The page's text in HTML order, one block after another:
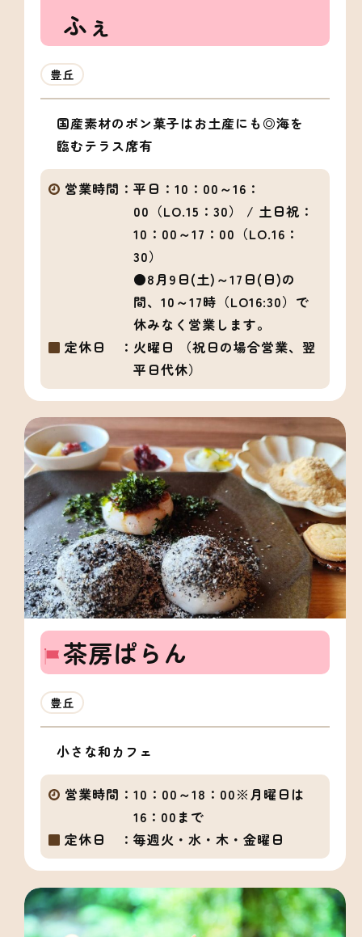
ふぇ
豊丘
国産素材のポン菓子はお土産にも◎海を
臨むテラス席有
営業時間： 平日：10：00～16：
00（LO.15：30） / 土日祝：
10：00～17：00（LO.16：
30）
●8月9日(土)～17日(日)の
間、10～17時（LO16:30）で
休みなく営業します。
定休日 ： 火曜日 （祝日の場合営業、翌
平日代休）
茶房ぱらん
豊丘
小さな和カフェ
営業時間： 10：00～18：00※月曜日は
16：00まで
定休日 ： 毎週火・水・木・金曜日